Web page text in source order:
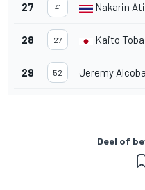
27 41 Nakarin
28 27 Kaito Toba
29 52 Jeremy Alcoba
Deel of